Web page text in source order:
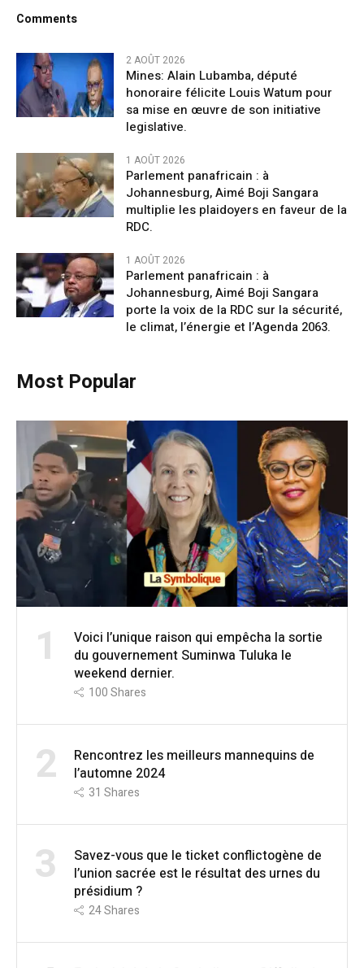
Comments
2 AOÛT 2026
Mines: Alain Lubamba, député
honoraire félicite Louis Watum pour
sa mise en œuvre de son initiative
legislative.
1 AOÛT 2026
Parlement panafricain : à
Johannesburg, Aimé Boji Sangara
multiplie les plaidoyers en faveur de la
RDC.
1 AOÛT 2026
Parlement panafricain : à
Johannesburg, Aimé Boji Sangara
porte la voix de la RDC sur la sécurité,
le climat, l’énergie et l’Agenda 2063.
Most Popular
1
Voici l’unique raison qui empêcha la sortie
du gouvernement Suminwa Tuluka le
weekend dernier.
100Shares
2
Rencontrez les meilleurs mannequins de
l’automne 2024
31 Shares
3
Savez-vous que le ticket conflictogène de
l’union sacrée est le résultat des urnes du
présidium ?
24Shares